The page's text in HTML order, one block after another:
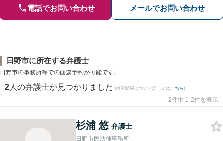
電話でお問い合わせ メールでお問い合わせ
日野市に所在する弁護士
日野市の事務所等での面談予約が可能です。
2 人の弁護士が見つかりました (検索結果について詳しくは こちら)
2件中 1-2件を表示
杉浦 悠 弁護士
日野市民法律事務所